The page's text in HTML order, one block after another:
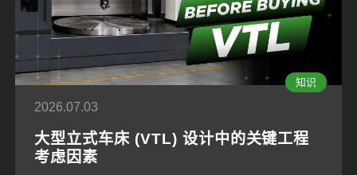
知识
2026.07.03
大型立式车床 (VTL) 设计中的关键工程
考虑因素